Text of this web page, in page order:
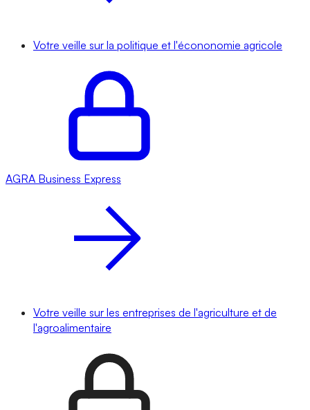
Votre veille sur la politique et l'écononomie agricole
AGRA Business Express
Votre veille sur les entreprises de l'agriculture et de
l'agroalimentaire